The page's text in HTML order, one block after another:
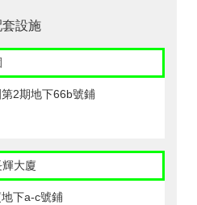
套設施
2期地下66b號鋪
大廈
下a-c號鋪